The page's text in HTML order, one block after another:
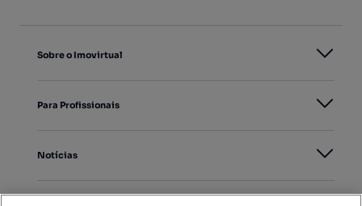
Sobre o Imovirtual
Para Profissionais
Notícias